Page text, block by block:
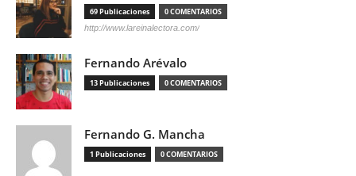
69 Publicaciones 0 COMENTARIOS
http://www.lareinalectora.com/
Fernando Arévalo
13 Publicaciones 0 COMENTARIOS
Fernando G. Mancha
1 Publicaciones 0 COMENTARIOS